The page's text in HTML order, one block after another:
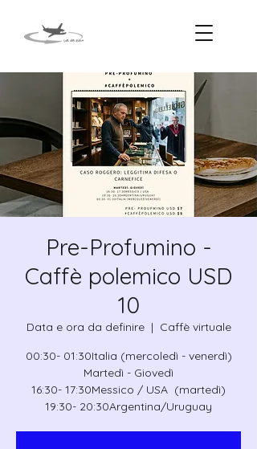
Pre-Profumino -
Caffè polemico USD
10
Data e ora da definire
  |
Caffè virtuale
00:30- 01:30Italia (mercoledì - venerdì)
Martedì - Giovedì
16:30- 17:30Messico / USA (martedì)
19:30- 20:30Argentina/Uruguay